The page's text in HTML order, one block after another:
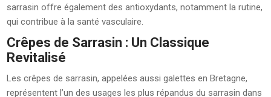
sarrasin offre également des antioxydants, notamment la rutine,
qui contribue à la santé vasculaire.
Crêpes de Sarrasin : Un Classique
Revitalisé
Les crêpes de sarrasin, appelées aussi galettes en Bretagne,
représentent l’un des usages les plus répandus du sarrasin dans